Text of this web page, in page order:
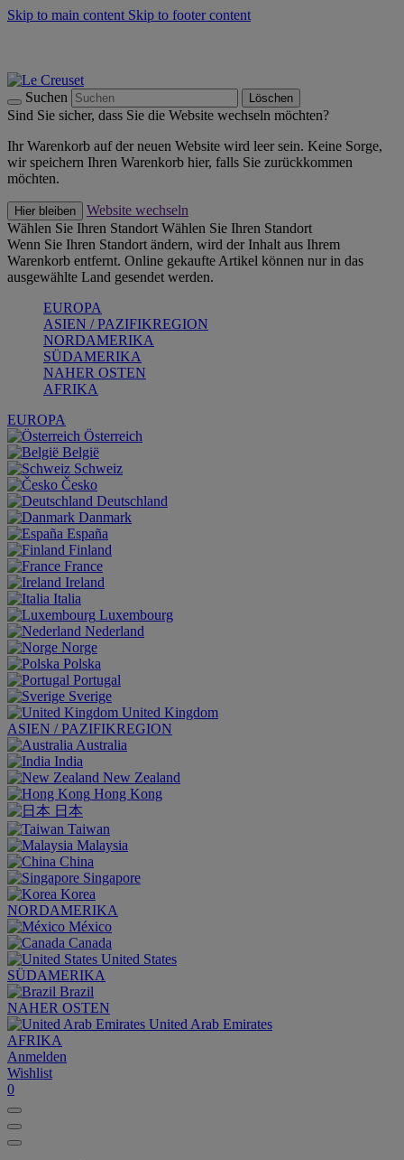
Skip to main content Skip to footer content
Suchen Löschen
Sind Sie sicher, dass Sie die Website wechseln möchten?
Ihr Warenkorb auf der neuen Website wird leer sein. Keine Sorge,
wir speichern Ihren Warenkorb hier, falls Sie zurückkommen
möchten.
Hier bleiben
Website wechseln
Wählen Sie Ihren Standort Wählen Sie Ihren Standort
Wenn Sie Ihren Standort ändern, wird der Inhalt aus Ihrem
Warenkorb entfernt. Online gekaufte Artikel können nur in das
ausgewählte Land gesendet werden.
EUROPA
ASIEN / PAZIFIKREGION
NORDAMERIKA
SÜDAMERIKA
NAHER OSTEN
AFRIKA
EUROPA
Österreich
België
Schweiz
Česko
Deutschland
Danmark
España
Finland
France
Ireland
Italia
Luxembourg
Nederland
Norge
Polska
Portugal
Sverige
United Kingdom
ASIEN / PAZIFIKREGION
Australia
India
New Zealand
Hong Kong
日本
Taiwan
Malaysia
China
Singapore
Korea
NORDAMERIKA
México
Canada
United States
SÜDAMERIKA
Brazil
NAHER OSTEN
United Arab Emirates
AFRIKA
Anmelden
Wishlist
0